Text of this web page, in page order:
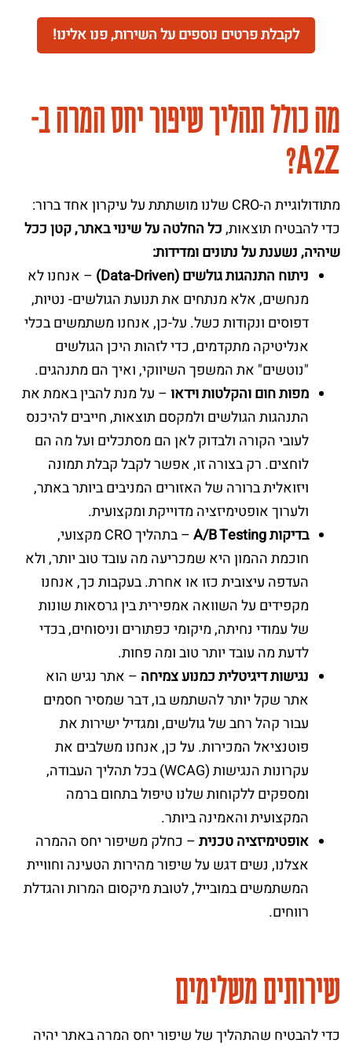
לקבלת פרטים נוספים על השירות, פנו אלינו!
מה כולל תהליך שיפור יחס המרה ב-
A2Z
?
מתודולוגיית ה-CRO שלנו מושתתת על עיקרון אחד ברור:
כדי להבטיח תוצאות,כל החלטה על שינוי באתר, קטן ככל
שיהיה, נשענת על נתונים ומדידות:
ניתוח התנהגות גולשים (Data-Driven)
– אנחנו לא
מנחשים, אלא מנתחים את תנועת הגולשים- נטיות,
דפוסים ונקודות כשל. על-כן, אנחנו משתמשים בכלי
אנליטיקה מתקדמים, כדי לזהות היכן הגולשים
"נוטשים" את המשפך השיווקי, ואיך הם מתנהגים.
מפות חום והקלטות וידאו– על מנת להבין באמת את
התנהגות הגולשים ולמקסם תוצאות, חייבים להיכנס
לעובי הקורה ולבדוק לאן הם מסתכלים ועל מה הם
לוחצים. רק בצורה זו, אפשר לקבל קבלת תמונה
ויזואלית ברורה של האזורים המניבים ביותר באתר,
ולערוך אופטימיזציה מדוייקת ומקצועית.
בדיקות A/B Testing
– בתהליך CRO מקצועי,
חוכמת ההמון היא שמכריעה מה עובד טוב יותר, ולא
העדפה עיצובית כזו או אחרת. בעקבות כך, אנחנו
מקפידים על השוואה אמפירית בין גרסאות שונות
של עמודי נחיתה, מיקומי כפתורים וניסוחים, בכדי
לדעת מה עובד יותר טוב ומה פחות.
נגישות דיגיטלית כמנוע צמיחה – אתר נגיש הוא
אתר שקל יותר להשתמש בו, דבר שמסיר חסמים
עבור קהל רחב של גולשים, ומגדיל ישירות את
פוטנציאל המכירות. על כן, אנחנו משלבים את
עקרונות הנגישות (WCAG) בכל תהליך העבודה,
ומספקים ללקוחות שלנו טיפול בתחום ברמה
המקצועית והאמינה ביותר.
אופטימיזציה טכנית– כחלק משיפור יחס ההמרה
אצלנו, נשים דגש על שיפור מהירות הטעינה וחוויית
המשתמשים במובייל, לטובת מיקסום המרות והגדלת
רווחים.
שירותים משלימים
כדי להבטיח שהתהליך של שיפור יחס המרה באתר יהיה